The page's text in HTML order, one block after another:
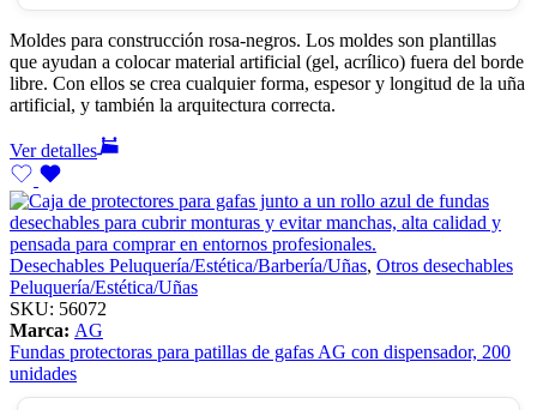
Moldes para construcción rosa-negros. Los moldes son plantillas
que ayudan a colocar material artificial (gel, acrílico) fuera del borde
libre. Con ellos se crea cualquier forma, espesor y longitud de la uña
artificial, y también la arquitectura correcta.
Ver detalles
Desechables Peluquería/Estética/Barbería/Uñas, Otros desechables
Peluquería/Estética/Uñas
SKU: 56072
Marca: AG
Fundas protectoras para patillas de gafas AG con dispensador, 200
unidades